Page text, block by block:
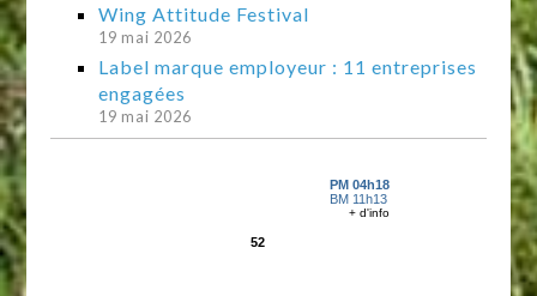
Wing Attitude Festival
19 mai 2026
Label marque employeur : 11 entreprises
engagées
19 mai 2026